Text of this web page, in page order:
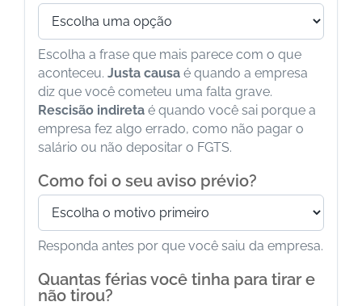
Escolha a frase que mais parece com o que
aconteceu. Justa causa é quando a empresa
diz que você cometeu uma falta grave.
Rescisão indireta é quando você sai porque a
empresa fez algo errado, como não pagar o
salário ou não depositar o FGTS.
Como foi o seu aviso prévio?
Responda antes por que você saiu da empresa.
Quantas férias você tinha para tirar e
não tirou?